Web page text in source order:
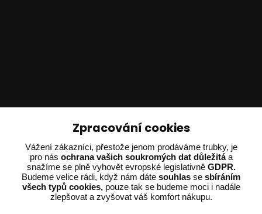
Ing. Adam Dvořák
+420 602 234 254
(Po-Pá 8:00 - 15:00)
potrebujiporadit@dvorak-karlik.cz
Zpracování cookies
Vážení zákazníci, přestože jenom prodáváme trubky, je
pro nás ochrana vašich soukromých dat důležitáa
snažíme se plně vyhovět evropské legislativně GDPR.
Budeme velice rádi, když nám dáte souhlas se sbíráním
všech typů cookies,pouze tak se budeme moci i nadále
zlepšovat a zvyšovat váš komfort nákupu.